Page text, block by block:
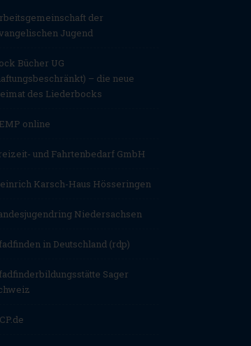
der
Jugend
Bücher UG
– die neue
des Liederbocks
online
und Fahrtenbedarf GmbH
Karsch-Haus Hösseringen
Niedersachsen
in Deutschland (rdp)
Sager